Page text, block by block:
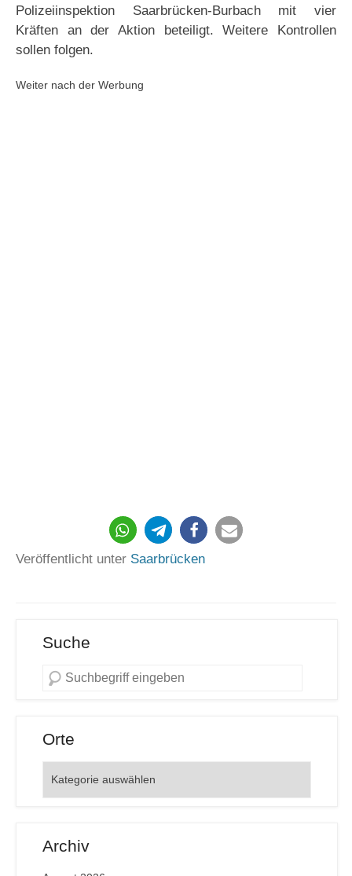
Polizeiinspektion Saarbrücken-Burbach mit vier
Kräften an der Aktion beteiligt. Weitere Kontrollen
sollen folgen.
Weiter nach der Werbung
289
Veröffentlicht unter Saarbrücken
Suche
Orte
Archiv